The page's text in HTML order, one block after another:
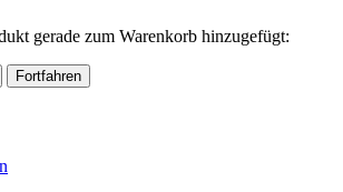
gerade zum Warenkorb hinzugefügt:
Fortfahren